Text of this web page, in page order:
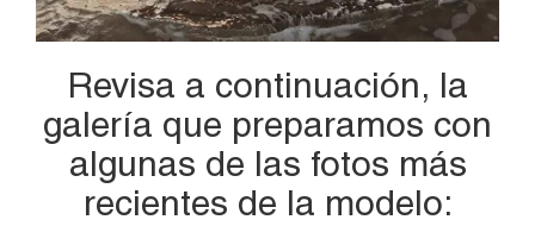
Revisa a continuación, la
galería que preparamos con
algunas de las fotos más
recientes de la modelo: